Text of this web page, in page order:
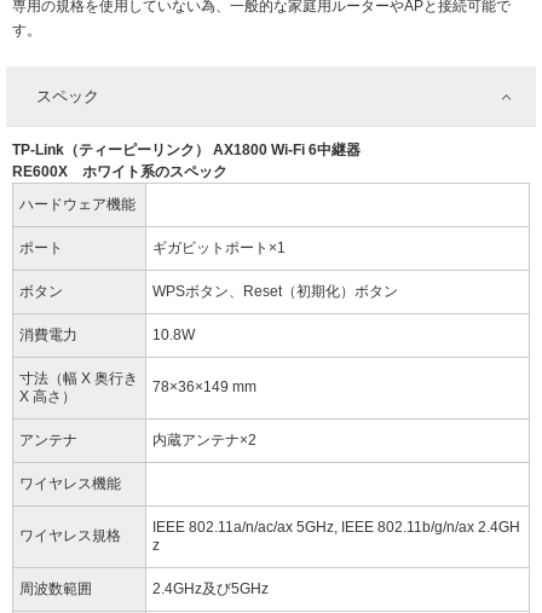
専用の規格を使用していない為、一般的な家庭用ルーターやAPと接続可能で
す。
スペック
TP-Link（ティーピーリンク） AX1800 Wi-Fi 6中継器
RE600X ホワイト系のスペック
ハードウェア機能
ポート ギガビットポート×1
ボタン WPSボタン、Reset（初期化）ボタン
消費電力 10.8W
寸法（幅 X 奥行き
X 高さ）
78×36×149 mm
アンテナ 内蔵アンテナ×2
ワイヤレス機能
ワイヤレス規格
IEEE 802.11a/n/ac/ax 5GHz, IEEE 802.11b/g/n/ax 2.4GH
z
周波数範囲 2.4GHz及び5GHz